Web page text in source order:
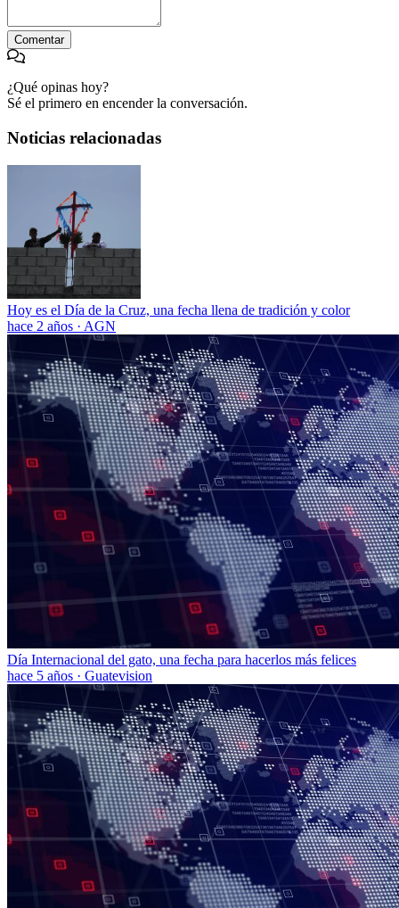
Comentar
¿Qué opinas hoy?
Sé el primero en encender la conversación.
Noticias relacionadas
Hoy es el Día de la Cruz, una fecha llena de tradición y color
hace 2 años · AGN
Día Internacional del gato, una fecha para hacerlos más felices
hace 5 años · Guatevision